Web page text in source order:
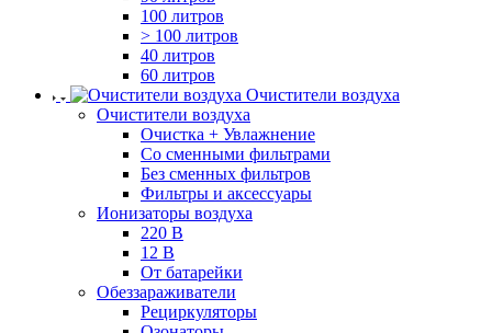
100 литров
> 100 литров
40 литров
60 литров
Очистители воздуха
Очистители воздуха
Очистка + Увлажнение
Cо сменными фильтрами
Без сменных фильтров
Фильтры и аксессуары
Ионизаторы воздуха
220 В
12 В
От батарейки
Обеззараживатели
Рециркуляторы